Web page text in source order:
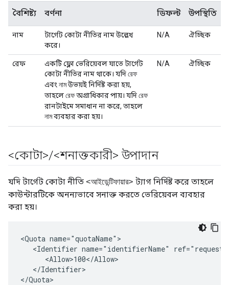
বৈশিষ্ট্য বর্ণনা ডিফল্ট উপস্থিতি
নাম
টার্গেট কোটা নীতির নাম উল্লেখ
করে।
N/A ঐচ্ছিক
রেফ
একটি ফ্লো ভেরিয়েবল যাতে টার্গেট
কোটা নীতির নাম থাকে। যদিরেফ
এবং নামউভয়ই নির্দিষ্ট করা হয়,
তাহলেরেফঅগ্রাধিকার পায়। যদিরেফ
রানটাইমে সমাধান না করে, তাহলে
নামব্যবহার করা হয়।
N/A ঐচ্ছিক
<কোটা>/<শনাক্তকারী> উপাদান
যদি টার্গেট কোটা নীতি <আইডেন্টিফায়ার> ট্যাগ নির্দিষ্ট করে তাহলে
কাউন্টারটিকে অনন্যভাবে সনাক্ত করতে ভেরিয়েবল ব্যবহার
করা হয়।
<Quota name="quotaName">
<Identifier name="identifierName"
      <Allow>100</Allow>
   </Identifier>
</Quota>